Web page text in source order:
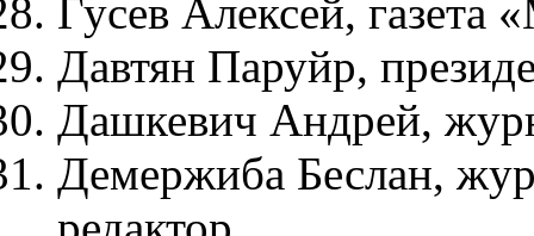
Гусев Алексей, газета
Давтян Паруйр,
Дашкевич Андрей,
Демержиба Беслан,